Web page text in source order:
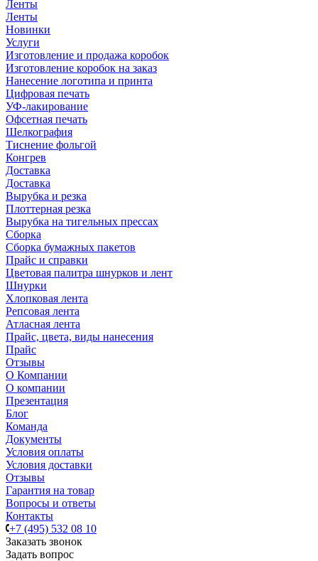
Ленты
Ленты
Новинки
Услуги
Изготовление и продажа коробок
Изготовление коробок на заказ
Нанесение логотипа и принта
Цифровая печать
УФ-лакирование
Офсетная печать
Шелкография
Тиснение фольгой
Конгрев
Доставка
Доставка
Вырубка и резка
Плоттерная резка
Вырубка на тигельных прессах
Сборка
Сборка бумажных пакетов
Прайс и справки
Цветовая палитра шнурков и лент
Шнурки
Хлопковая лента
Репсовая лента
Атласная лента
Прайс, цвета, виды нанесения
Прайс
Отзывы
О Компании
О компании
Презентация
Блог
Команда
Документы
Условия оплаты
Условия доставки
Отзывы
Гарантия на товар
Вопросы и ответы
Контакты
+7 (495) 532 08 10
Заказать звонок
Задать вопрос